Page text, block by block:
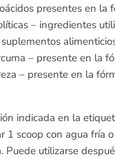
presentes en la
– ingredientes
– presente en la
– presente en la
indicada en la
1 scoop con agua fría
Puede utilizarse